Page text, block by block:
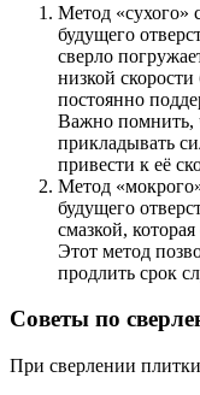
Метод «сухого»
будущего
сверло
низкой
постоянно
Важно помнить,
прикладывать
привести к её
Метод
будущего
смазкой,
Этот метод
продлить срок
Советы по
При сверлении